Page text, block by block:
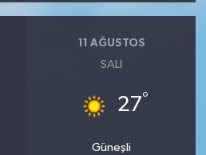
11 AĞUSTOS
SALI
27°
Güneşli